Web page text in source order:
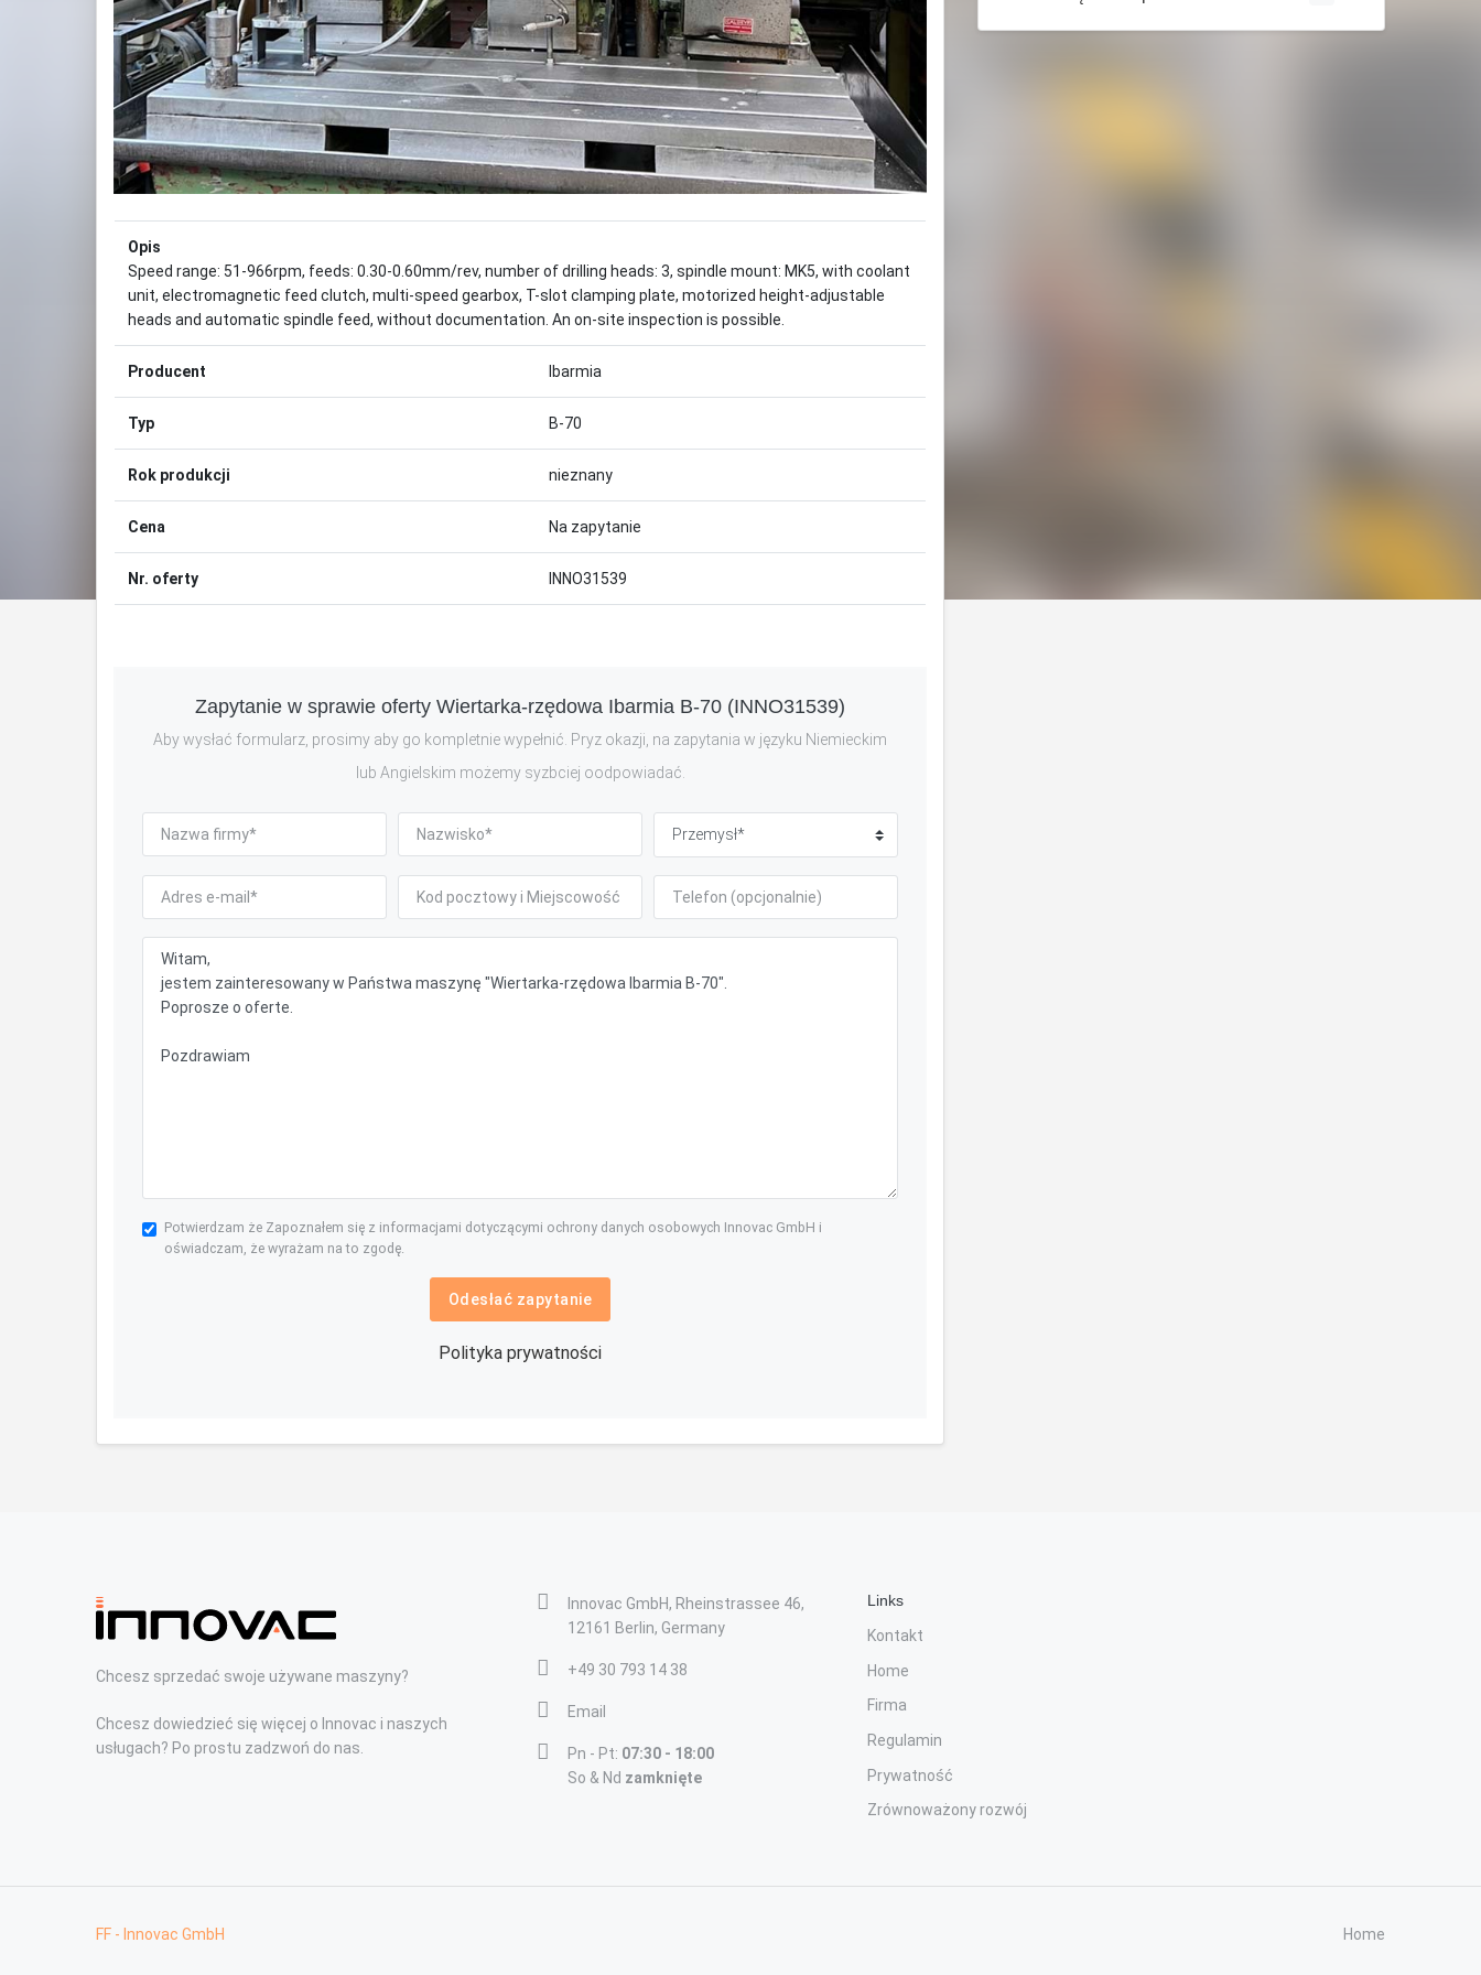
Opis
Speed range: 51-966rpm, feeds: 0.30-0.60mm/rev, number of drilling heads: 3, spindle mount: MK5, with coolant
unit, electromagnetic feed clutch, multi-speed gearbox, T-slot clamping plate, motorized height-adjustable
heads and automatic spindle feed, without documentation. An on-site inspection is possible.
Producent Ibarmia
Typ B-70
Rok produkcji nieznany
Cena Na zapytanie
Nr. oferty INNO31539
Zapytanie w sprawie oferty Wiertarka-rzędowa Ibarmia B-70 (INNO31539)
Aby wysłać formularz, prosimy aby go kompletnie wypełnić. Pryz okazji, na zapytania w języku Niemieckim
lub Angielskim możemy syzbciej oodpowiadać.
Potwierdzam że Zapoznałem się z informacjami dotyczącymi ochrony danych osobowych Innovac GmbH i
oświadczam, że wyrażam na to zgodę.
Odesłać zapytanie
Polityka prywatności
Chcesz sprzedać swoje używane maszyny?
Chcesz dowiedzieć się więcej o Innovac i naszych
usługach? Po prostu zadzwoń do nas.
Innovac GmbH, Rheinstrassee 46,
12161 Berlin, Germany
+49 30 793 14 38
Email
Pn - Pt: 07:30 - 18:00
So & Nd zamknięte
Links
Kontakt
Home
Firma
Regulamin
Prywatność
Zrównoważony rozwój
FF - Innovac GmbH Home